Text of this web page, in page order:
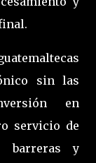
sin las
en
servicio de
barreras y